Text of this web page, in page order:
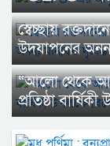
স্বেচ্ছায়
উদযাপনের
“আলো থেকে
প্রতিষ্ঠা